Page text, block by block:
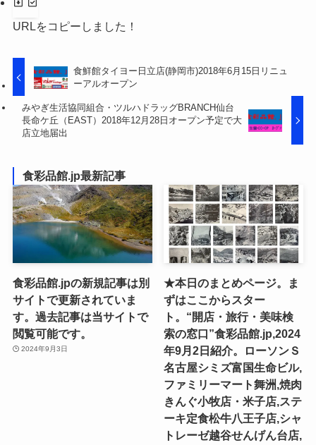
URLをコピーしました！
食鮮館タイヨー日立店(静岡市)2018年6月15日リニュ
ーアルオープン
みやぎ生活協同組合・ツルハドラッグBRANCH仙台
長命ケ丘（EAST）2018年12月28日オープン予定で大
店立地届出
食彩品館.jp最新記事
食彩品館.jpの新規記事は別
サイトで更新されていま
す。過去記事は当サイトで
閲覧可能です。
2024年9月3日
★本日のまとめページ。ま
ずはここからスター
ト。“開店・旅行・美味検
索の窓口”食彩品館.jp,2024
年9月2日紹介。ローソンＳ
名古屋シミズ富国生命ビル,
ファミリーマート舞洲,焼肉
きんぐ小牧店・米子店,ステ
ーキ定食松牛八王子店,シャ
トレーゼ越谷せんげん台店,